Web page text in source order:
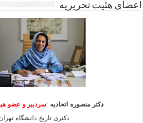
اعضای هئیت تحریریه
دکتر منصوره اتحادیه :سردبیر و عضو
دکتری تاریخ دانشگاه